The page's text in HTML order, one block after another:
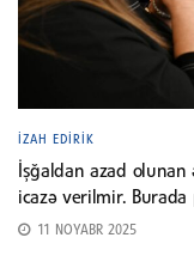
İZAH EDIRIK
İşğaldan azad
icazə verilmir.
11 NOYABR 2025